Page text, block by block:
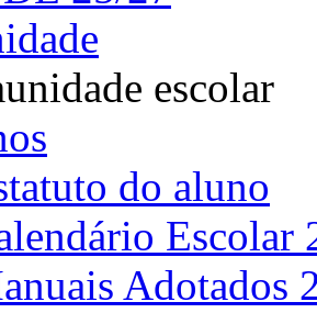
escolar
do aluno
Escolar
Adotados